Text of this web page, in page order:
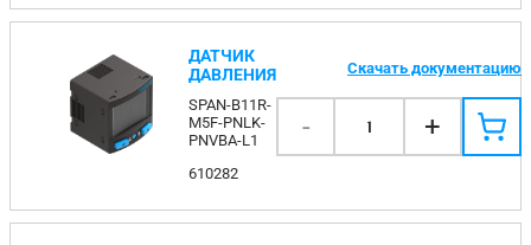
ДАТЧИК
ДАВЛЕНИЯ
SPAN-B11R-
M5F-PNLK-
PNVBA-L1
610282
Скачать документацию
- 1 +